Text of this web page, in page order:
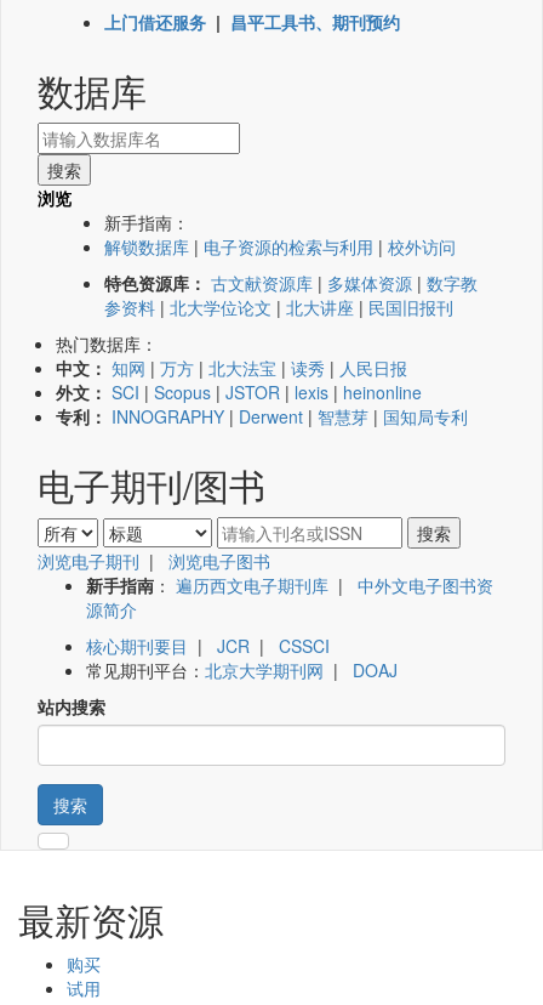
上门借还服务 | 昌平工具书、期刊预约
数据库
浏览
新手指南：
解锁数据库 | 电子资源的检索与利用 | 校外访问
特色资源库： 古文献资源库 | 多媒体资源 | 数字教
参资料 | 北大学位论文 | 北大讲座 | 民国旧报刊
热门数据库：
中文： 知网 | 万方 | 北大法宝 | 读秀 | 人民日报
外文： SCI | Scopus | JSTOR | lexis | heinonline
专利： INNOGRAPHY | Derwent | 智慧芽 | 国知局专利
电子期刊/图书
浏览电子期刊 | 浏览电子图书
新手指南 ： 遍历西文电子期刊库 | 中外文电子图书资
源简介
核心期刊要目 | JCR | CSSCI
常见期刊平台： 北京大学期刊网 | DOAJ
站内搜索
搜索
最新资源
购买
试用